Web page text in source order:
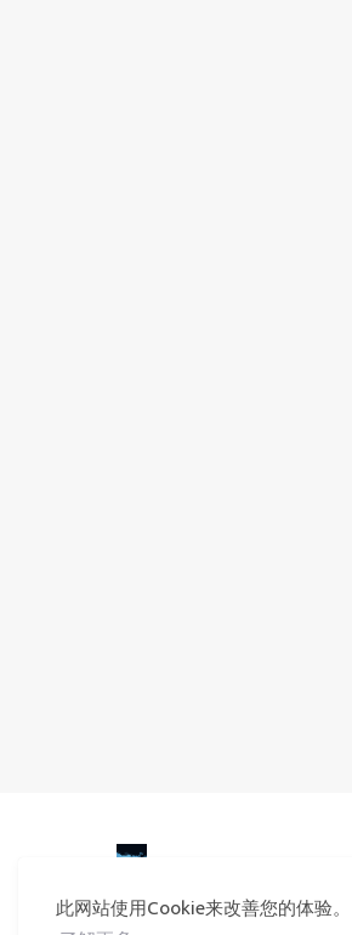
此网站使用Cookie来改善您的体验。
共26624个访客